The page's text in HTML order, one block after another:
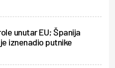
unutar EU; Španija
iznenadio putnike